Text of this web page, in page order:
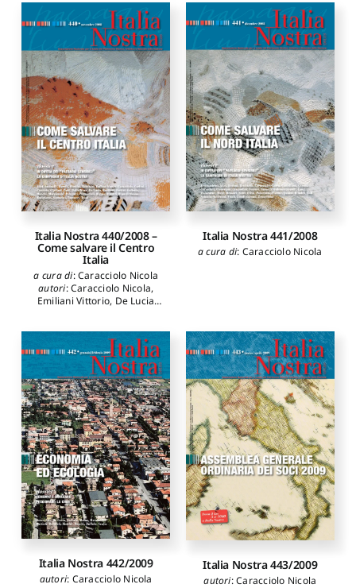
Gardella Jacopo,Insolera
Italo,Montanari Guido,
Muratore Giorgio,Paolella
Adriano,Pittarello Liliana,
Losavio Giovanni
Ripa di
Meana Carlo
Cristinelli
Giuseppe,Cucinella Mario,
Gardella Jacopo,Insolera
Italo,Montanari Guido,
Muratore Giorgio,
Paolella
Adriano,Pittarello Liliana ,
Losavio Giovanni,Ripa di
Meana Carlo
Italia Nostra 440/2008 –
Come salvare il Centro
Italia
a cura di:Caracciolo Nicola
autori:Caracciolo Nicola,
Emiliani Vittorio, De Lucia
Bocchini Valerio
Tantucci Anna Paola,Riggio
Corti Fausto,Pelagatti
Giancarlo,Carlini Daniele,
Rinaldi Gaetano,Barelli
Urbano,Signorini Mariarita,
Dalle Mura Antonio,Fortini
Roberto,Buffaut Mungo
Liliane,Margiacchi Roberta,
Petruccioli Claudio,Berdini
Paolo,Ripa di Meana Carlo,
Tozzi Lucilla,Macchi
Giuseppe,Alici Antonello,
Casciato Maristella
Italia Nostra 441/2008
a cura di: Caracciolo Nicola
Italia Nostra 442/2009
autori: Caracciolo Nicola
Italia Nostra 443/2009
autori:Caracciolo Nicola